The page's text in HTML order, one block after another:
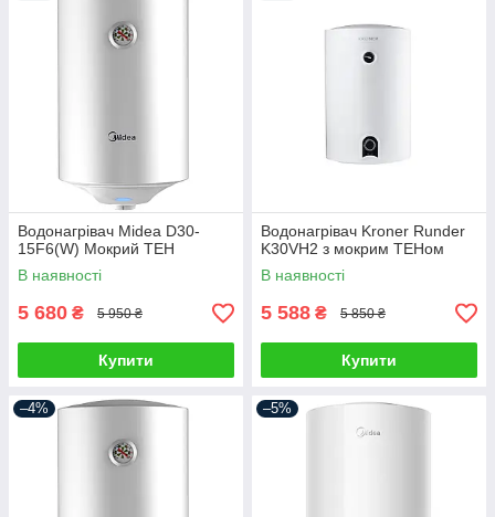
Водонагрівач Midea D30-
15F6(W) Мокрий ТЕН
В наявності
5 680 ₴ 5 950 ₴
Купити
Водонагрівач Kroner Runder
K30VH2 з мокрим ТЕНом
В наявності
5 588 ₴ 5 850 ₴
Купити
–4% –5%